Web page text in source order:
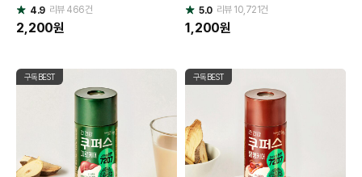
별
점
4.9 리뷰466건
2,200원
별
점
5.0 리뷰10,721건
1,200원
구독BEST 구독BEST